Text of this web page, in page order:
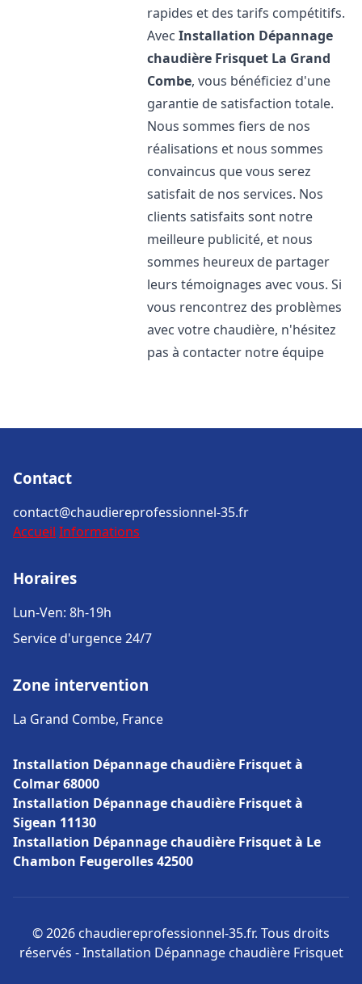
rapides et des tarifs compétitifs.
AvecInstallation Dépannage
chaudière Frisquet La Grand
Combe, vous bénéficiez d'une
garantie de satisfaction totale.
Nous sommes fiers de nos
réalisations et nous sommes
convaincus que vous serez
satisfait de nos services. Nos
clients satisfaits sont notre
meilleure publicité, et nous
sommes heureux de partager
leurs témoignages avec vous. Si
vous rencontrez des problèmes
avec votre chaudière, n'hésitez
pas à contacter notre équipe
Contact
contact@chaudiereprofessionnel-35.fr
Accueil Informations
Horaires
Lun-Ven: 8h-19h
Service d'urgence 24/7
Zone intervention
La Grand Combe, France
Installation Dépannage chaudière Frisquet à
Colmar 68000
Installation Dépannage chaudière Frisquet à
Sigean 11130
Installation Dépannage chaudière Frisquet à Le
Chambon Feugerolles 42500
© 2026 chaudiereprofessionnel-35.fr. Tous droits
réservés - Installation Dépannage chaudière Frisquet